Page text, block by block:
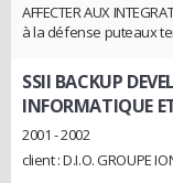
AFFECTER AUX
à la défense puteaux
SSII BACKUP
INFORMATIQUE
2001 - 2002
client : D.I.O. GROUPE